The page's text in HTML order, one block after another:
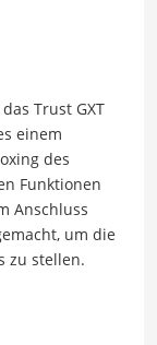
Trust GXT
einem
des
Funktionen
Anschluss
um die
zu stellen.